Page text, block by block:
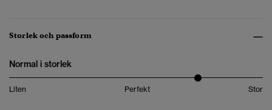
Storlek och passform
Normal i storlek
Liten Perfekt Stor